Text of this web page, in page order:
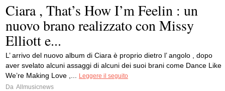
Ciara , That’s How I’m Feelin : un
nuovo brano realizzato con Missy
Elliott e...
L’ arrivo del nuovo album di Ciara è proprio dietro l’ angolo , dopo
aver svelato alcuni assaggi di alcuni dei suoi brani come Dance Like
We’re Making Love ,...
Leggere il seguito
Da Allmusicnews